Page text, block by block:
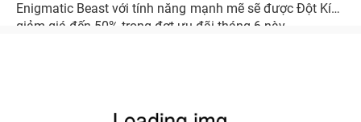
Enigmatic Beast với tính năng mạnh mẽ sẽ được Đột Kích
giảm giá đến 50% trong đợt ưu đãi tháng 6 này.